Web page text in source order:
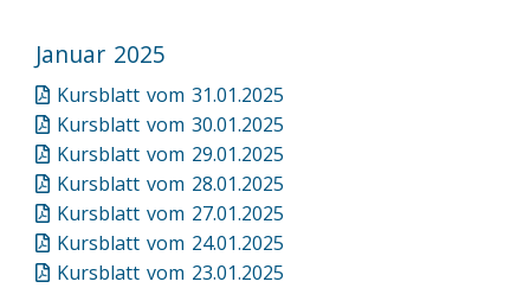
Januar 2025
Kursblatt vom 31.01.2025
Kursblatt vom 30.01.2025
Kursblatt vom 29.01.2025
Kursblatt vom 28.01.2025
Kursblatt vom 27.01.2025
Kursblatt vom 24.01.2025
Kursblatt vom 23.01.2025